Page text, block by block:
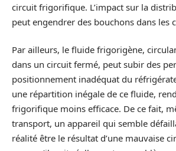
circuit frigorifique. L’impact sur la
peut engendrer des bouchons dans les
Par ailleurs, le fluide frigorigène,
dans un circuit fermé, peut subir des
positionnement inadéquat du
une répartition inégale de ce fluide,
frigorifique moins efficace. De ce fait,
transport, un appareil qui semble
réalité être le résultat d’une mauvaise